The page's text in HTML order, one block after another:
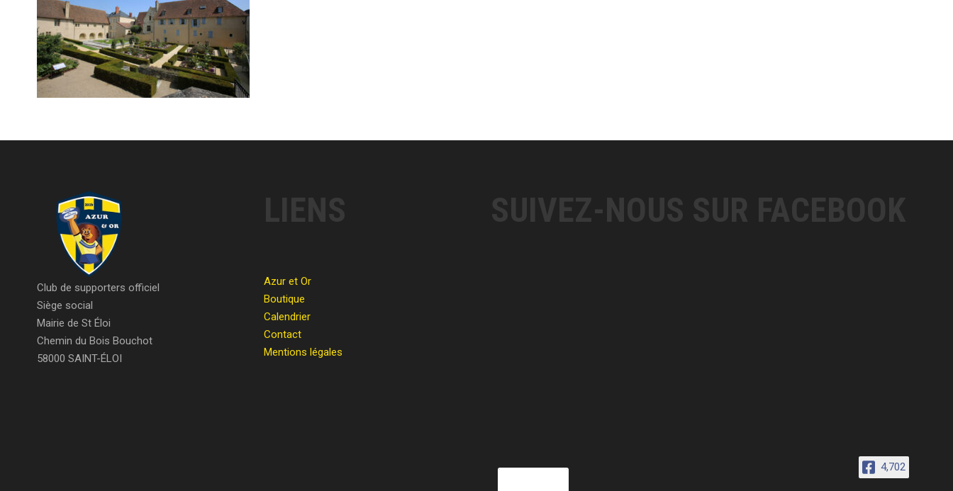
Club de supporters officiel
Siège social
Mairie de St Éloi
Chemin du Bois Bouchot
58000 SAINT-ÉLOI
LIENS
Azur et Or
Boutique
Calendrier
Contact
Mentions légales
SUIVEZ-NOUS SUR FACEBOOK
4,702